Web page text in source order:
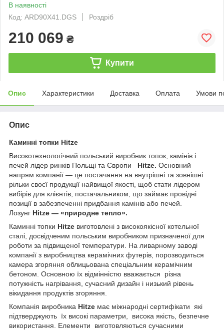
В наявності
Код: ARD90X41.DGS
Роздріб
210 069 ₴
Купити
Опис Характеристики Доставка Оплата Умови
Опис
Каминні топки Hitze
Високотехнологічний польський виробник топок, камінів і
печей лідер ринків Польщі та Європи Hitze. Основний
напрям компанії — це постачання на внутрішні та зовнішні
рільки своєї продукції найвищої якості, щоб стати лідером
вибірів для клієнтів, постачальником, що займає провідні
позиції в забезпеченні придбання камінів або печей.
Лозунг Hitze — «природне тепло».
Каминні топки Hitze виготовлені з високоякісної котельної
сталі, досвідченим польським виробником призначеної для
роботи за підвищеної температури. На ливарному заводі
компанії з виробництва керамічних футерів, порозводиться
камера згоряння облицьована спеціальним керамічним
бетоном. Основною їх відмінністю вважається різна
потужність нагрівання, сучасний дизайн і низький рівень
вікидання продуктів згоряння.
Компанія виробника Hitze має міжнародні сертифікати які
підтверджують їх високі параметри, висока якість, безпечне
використання. Елементи виготовляються сучасними